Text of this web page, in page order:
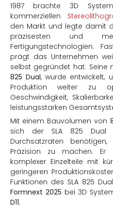
1987 brachte 3D
kommerziellen
den Markt und legte damit
präzisesten und
Fertigungstechnologien.
prägt das Unternehmen
selbst gegründet hat. Seine
825 Dual, wurde entwickelt,
Produktion weiter zu
Geschwindigkeit,
leistungsstarken
Mit einem Bauvolumen von
sich der SLA 825 Dual
Durchsatzraten
Präzision zu machen. Er
komplexer Einzelteile mit
geringeren
Funktionen des SLA 825
Formnext 2025 bei 3D
D11.